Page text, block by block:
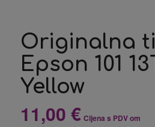
Originalna
Epson 101
Yellow
11,00 € Cijena s PDV om